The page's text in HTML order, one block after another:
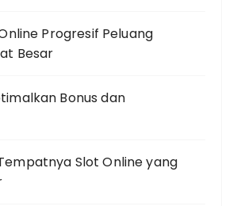
Progresif Peluang
Besar
Bonus dan
Slot Online yang